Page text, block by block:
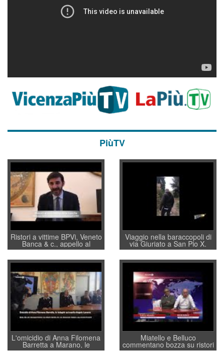
PiùTV
Ristori a vittime BPVi, Veneto
Banca & c., appello al
sottosegretario Alessio
Villarosa: per mettere ordine
convochi con Di Maio CNCU
a supporto della cabina di
regia al Mef
Viaggio nella baraccopoli di
via Giuriato a San Pio X.
Vicenza ai Vicentini: “faremo
un regalo di Natale ai
residenti”
L'omicidio di Anna Filomena
Barretta a Marano, le
indagini dei carabinieri di
Miatello e Belluco
commentano bozza su ristori
BPVi e Veneto Banca